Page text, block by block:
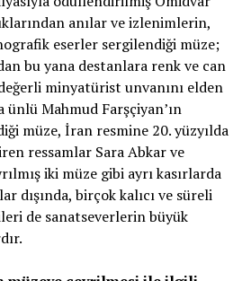
anılar ve izlenimlerin,
eserler sergilendiği müze;
bu yana destanlara renk ve can
minyatürist unvanını elden
ünlü Mahmud Farşçiyan’ın
müze, İran resmine 20. yüzyılda
ressamlar Sara Abkar ve
iki müze gibi ayrı kasırlarda
dışında, birçok kalıcı ve süreli
de sanatseverlerin büyük